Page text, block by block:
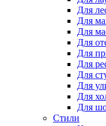
Для
Для
Для
Для
Для
Для
Для
Для
Для
Для
Стили